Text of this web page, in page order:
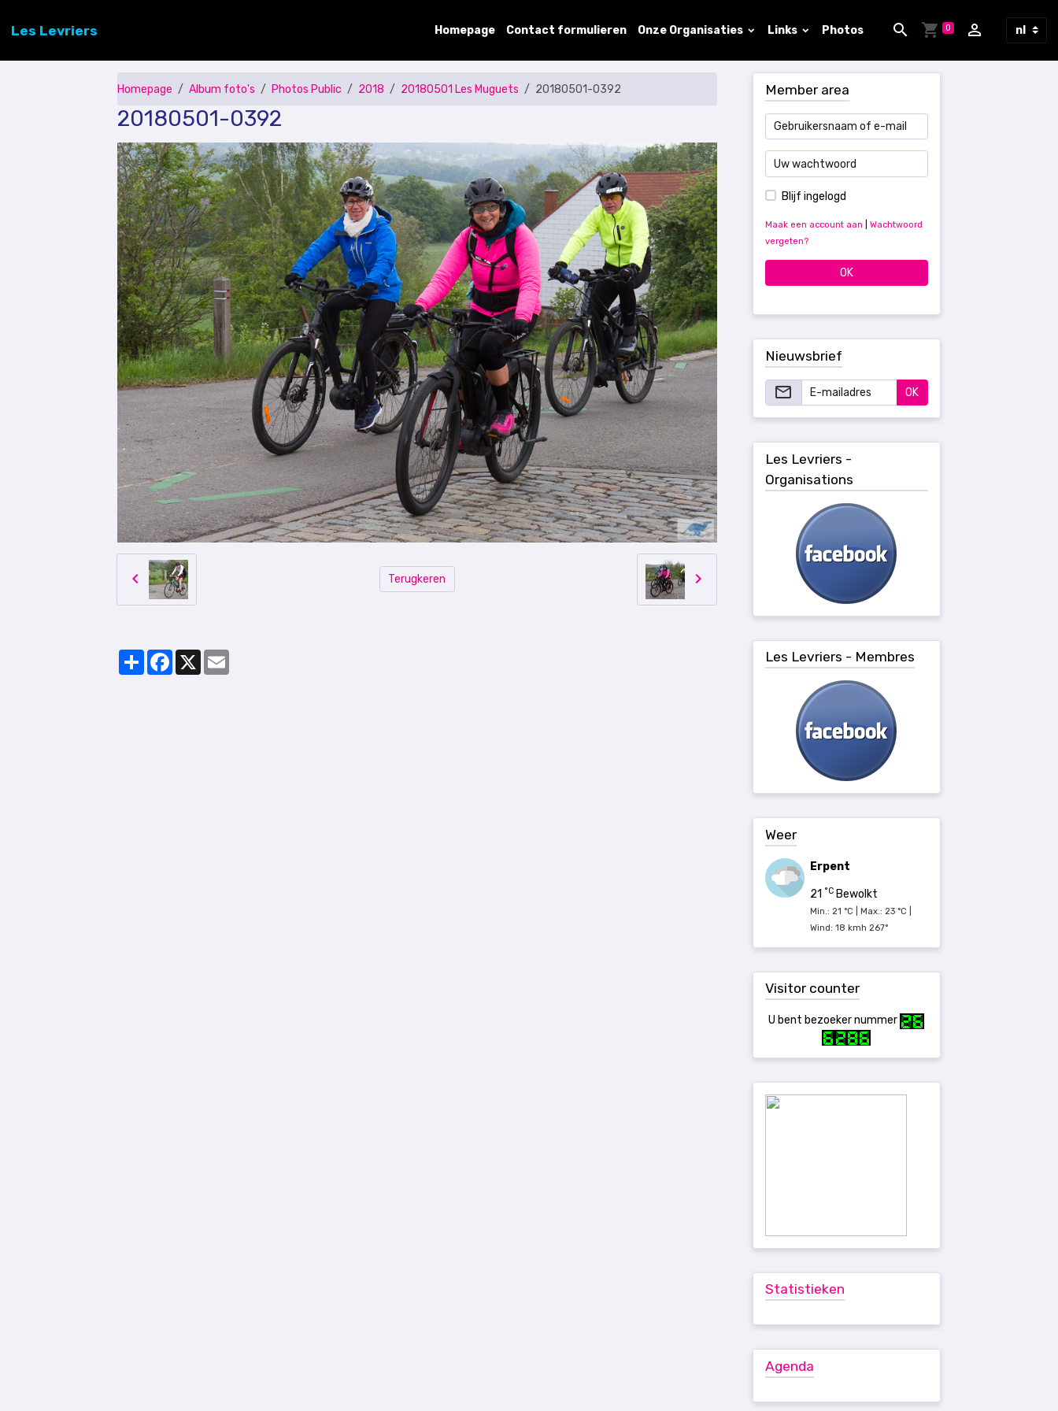
Les Levriers Homepage Contact formulieren Onze Organisaties Links Photos 0
Homepage Album foto's Photos Public 2018 20180501 Les Muguets 20180501-0392
20180501-0392
Terugkeren
PartagerFacebook
X
Member area
Blijf ingelogd
Maak een account aan
Wachtwoord
vergeten?
OK
Nieuwsbrief
OK
Les Levriers -
Organisations
Les Levriers - Membres
Weer
Erpent
21 °CBewolkt
Min.: 21 °C | Max.: 23 °C |
Wind: 18 kmh 267°
Visitor counter
U bent bezoeker nummer
Statistieken
Agenda